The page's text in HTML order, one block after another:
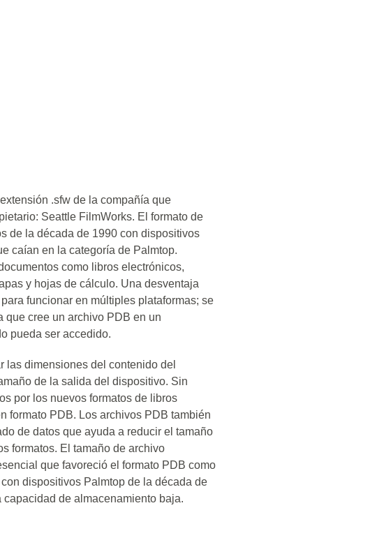
.sfw de la compañía que
Seattle FilmWorks. El formato de
de la década de 1990 con dispositivos
caían en la categoría de Palmtop.
como libros electrónicos,
y hojas de cálculo. Una desventaja
funcionar en múltiples plataformas; se
que cree un archivo PDB en un
pueda ser accedido.
las dimensiones del contenido del
de la salida del dispositivo. Sin
por los nuevos formatos de libros
formato PDB. Los archivos PDB también
de datos que ayuda a reducir el tamaño
formatos. El tamaño de archivo
que favoreció el formato PDB como
dispositivos Palmtop de la década de
de almacenamiento baja.